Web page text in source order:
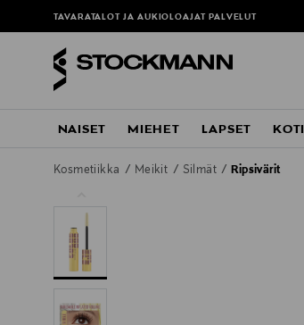
TAVARATALOT JA AUKIOLOAJAT PALVELUT
NAISET MIEHET LAPSET KOTI
Kosmetiikka Meikit Silmät Ripsivärit